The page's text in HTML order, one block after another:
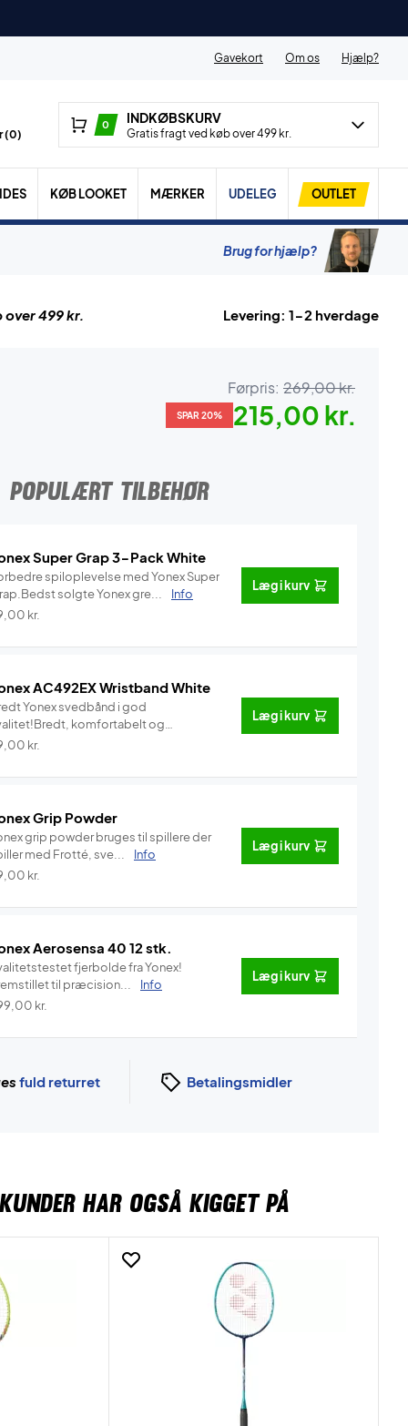
Gavekort Om os Hjælp?
(0)
0 INDKØBSKURV
Gratis fragt ved køb over 499 kr.
KØB LOOKET MÆRKER UDELEG OUTLET
Brug for hjælp?
over 499 kr. Levering: 1-2 hverdage
Førpris: 269,00 kr.
SPAR 20% 215,00 kr.
POPULÆRT TILBEHØR
Super Grap 3-Pack White
spiloplevelse med Yonex Super
solgte Yonex gre...
Info
kr.
Læg i kurv
AC492EX Wristband White
Yonex svedbånd i god
komfortabelt og
kr.
Læg i kurv
Grip Powder
grip powder bruges til spillere der
med Frotté, sve...
Info
kr.
Læg i kurv
Aerosensa 40 12 stk.
fjerbolde fra Yonex!
til præcision...
Info
kr.
Læg i kurv
fuld returret Betalingsmidler
HAR OGSÅ KIGGET PÅ